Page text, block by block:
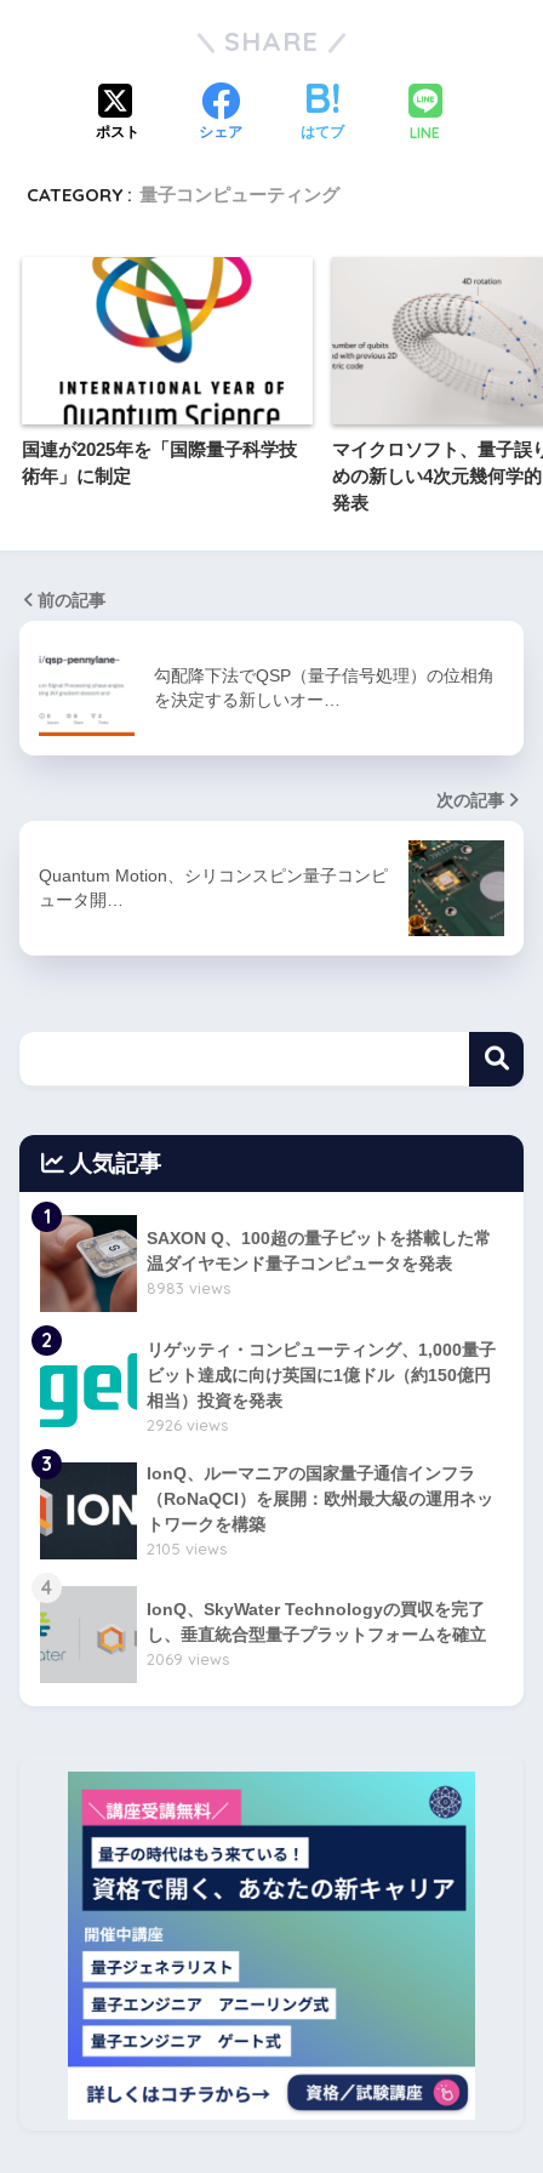
SHARE
ポスト シェア はてブ LINE
CATEGORY : 量子コンピューティング
国連が2025年を「国際量子科学技
術年」に制定
マイクロソフト、量子誤
めの新しい4次元幾何学
発表
前の記事
勾配降下法でQSP（量子信号処理）の位相角
を決定する新しいオー…
次の記事
Quantum Motion、シリコンスピン量子コンピ
ュータ開…
人気記事
1
SAXON Q、100超の量子ビットを搭載した常
温ダイヤモンド量子コンピュータを発表
8983 views
2
リゲッティ・コンピューティング、1,000量子
ビット達成に向け英国に1億ドル（約150億円
相当）投資を発表
2926 views
3
IonQ、ルーマニアの国家量子通信インフラ
（RoNaQCI）を展開：欧州最大級の運用ネッ
トワークを構築
2105 views
4
IonQ、SkyWater Technologyの買収を完了
し、垂直統合型量子プラットフォームを確立
2069 views